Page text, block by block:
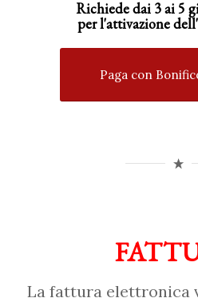
Richiede dai 3 ai 5
perl'attivazione
Paga con
La fattura elettronica